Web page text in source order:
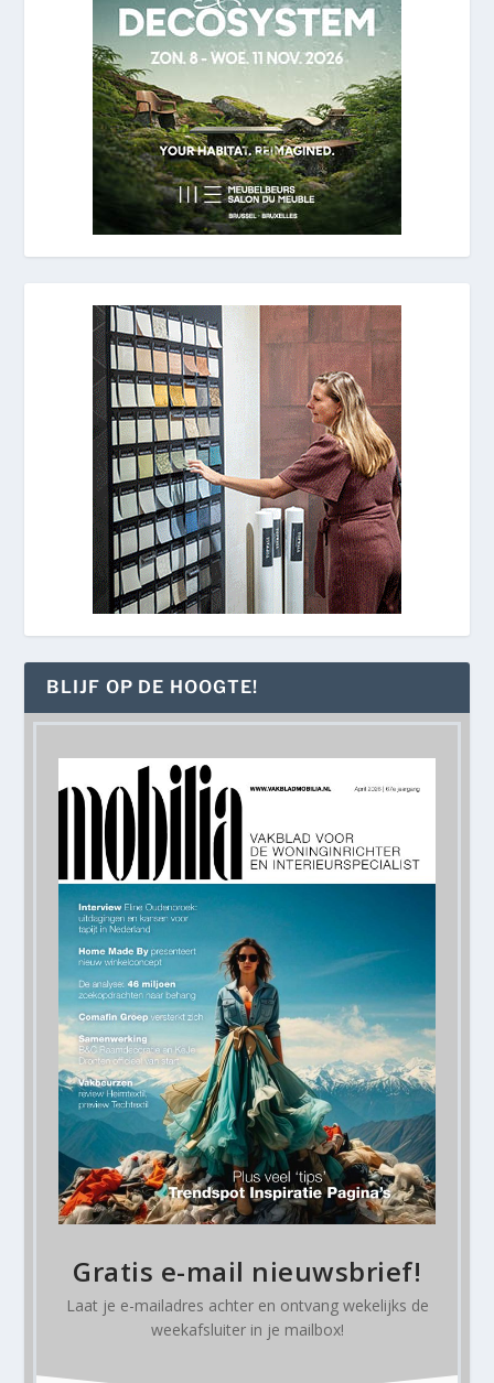
BLIJF OP DE HOOGTE!
Gratis e-mail nieuwsbrief!
Laat je e-mailadres achter en ontvang wekelijks de
weekafsluiter in je mailbox!